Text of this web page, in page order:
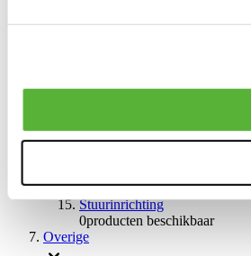
0producten beschikbaar
0producten beschikbaar
Remmen overige
0producten beschikbaar
Stuurinrichting
0producten beschikbaar
Overige